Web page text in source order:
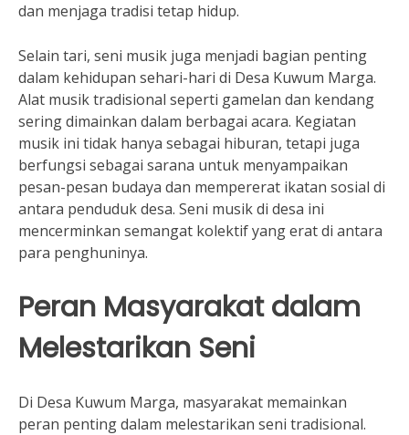
dan menjaga tradisi tetap hidup.
Selain tari, seni musik juga menjadi bagian penting
dalam kehidupan sehari-hari di Desa Kuwum Marga.
Alat musik tradisional seperti gamelan dan kendang
sering dimainkan dalam berbagai acara. Kegiatan
musik ini tidak hanya sebagai hiburan, tetapi juga
berfungsi sebagai sarana untuk menyampaikan
pesan-pesan budaya dan mempererat ikatan sosial di
antara penduduk desa. Seni musik di desa ini
mencerminkan semangat kolektif yang erat di antara
para penghuninya.
Peran Masyarakat dalam
Melestarikan Seni
Di Desa Kuwum Marga, masyarakat memainkan
peran penting dalam melestarikan seni tradisional.